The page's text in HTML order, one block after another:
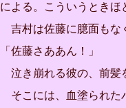
による。こういうときほ
吉村は佐藤に臆面もな
「佐藤さああん！」
泣き崩れる彼の、前髪
そこには、血塗られた